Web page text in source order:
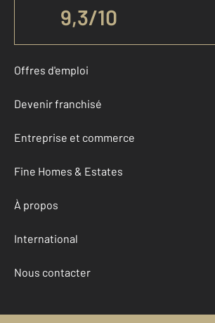
9,3/10
Offres d'emploi
Devenir franchisé
Entreprise et commerce
Fine Homes & Estates
À propos
International
Nous contacter